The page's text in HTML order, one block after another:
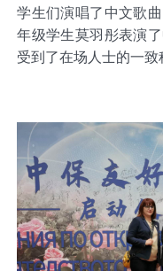
学生们演唱了中文歌
年级学生莫羽彤表演
受到了在场人士的一致